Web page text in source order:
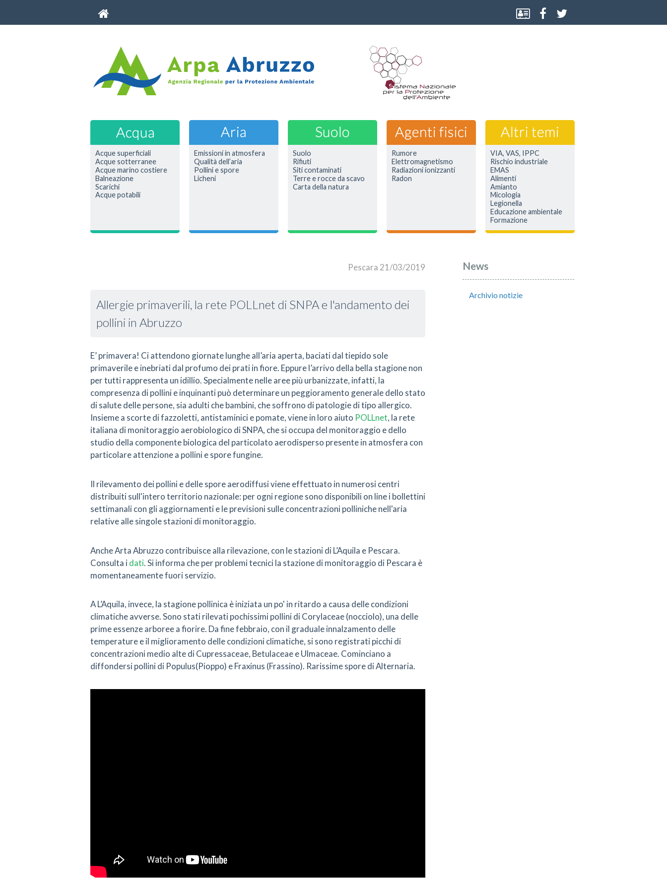
Acque superficiali
Acque sotterranee
Acque marino costiere
Balneazione
Scarichi
Acque potabili
Emissioni in atmosfera
Qualità dell’aria
Pollini e spore
Licheni
Suolo
Rifiuti
Siti contaminati
Terre e rocce da scavo
Carta della natura
Rumore
Elettromagnetismo
Radiazioni ionizzanti
Radon
VIA, VAS, IPPC
Rischio industriale
EMAS
Alimenti
Amianto
Micologia
Legionella
Educazione ambientale
Formazione
Pescara 21/03/2019
Allergie primaverili, la rete POLLnet di SNPA e l'andamento dei
pollini in Abruzzo
E’ primavera! Ci attendono giornate lunghe all’aria aperta, baciati dal tiepido sole
primaverile e inebriati dal profumo dei prati in fiore. Eppure l’arrivo della bella stagione non
per tutti rappresenta un idillio. Specialmente nelle aree più urbanizzate, infatti, la
compresenza di pollini e inquinanti può determinare un peggioramento generale dello stato
di salute delle persone, sia adulti che bambini, che soffrono di patologie di tipo allergico.
Insieme a scorte di fazzoletti, antistaminici e pomate, viene in loro aiuto POLLnet, la rete
italiana di monitoraggio aerobiologico di SNPA, che si occupa del monitoraggio e dello
studio della componente biologica del particolato aerodisperso presente in atmosfera con
particolare attenzione a pollini e spore fungine.
Il rilevamento dei pollini e delle spore aerodiffusi viene effettuato in numerosi centri
distribuiti sull'intero territorio nazionale: per ogni regione sono disponibili on line i bollettini
settimanali con gli aggiornamenti e le previsioni sulle concentrazioni polliniche nell'aria
relative alle singole stazioni di monitoraggio.
Anche Arta Abruzzo contribuisce alla rilevazione, con le stazioni di L’Aquila e Pescara.
Consulta i dati. Si informa che per problemi tecnici la stazione di monitoraggio di Pescara è
momentaneamente fuori servizio.
A L’Aquila, invece, la stagione pollinica è iniziata un po' in ritardo a causa delle condizioni
climatiche avverse. Sono stati rilevati pochissimi pollini di Corylaceae (nocciolo), una delle
prime essenze arboree a fiorire. Da fine febbraio, con il graduale innalzamento delle
temperature e il miglioramento delle condizioni climatiche, si sono registrati picchi di
concentrazioni medio alte di Cupressaceae, Betulaceae e Ulmaceae. Cominciano a
diffondersi pollini di Populus(Pioppo) e Fraxinus (Frassino). Rarissime spore di Alternaria.
News
Archivio notizie